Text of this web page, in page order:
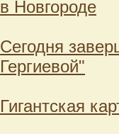
в Новгороде
Сегодня
Гергиевой"
Гигантская